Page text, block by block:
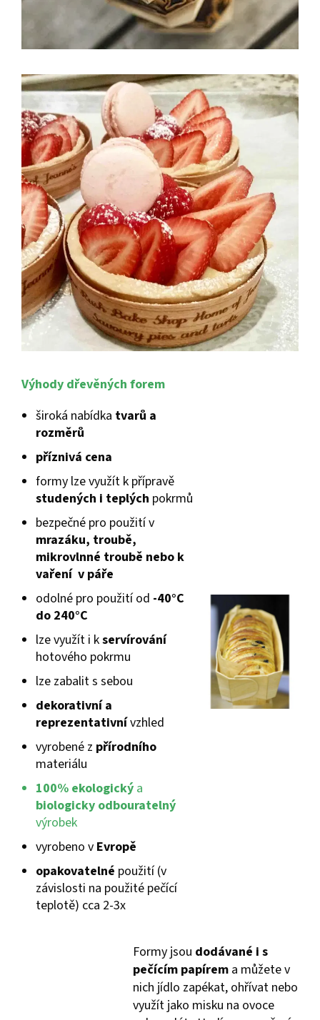
Výhody dřevěných forem
široká nabídka tvarů a
rozměrů
příznivá cena
formy lze využít k přípravě
studených i teplých pokrmů
bezpečné pro použití v
mrazáku, troubě,
mikrovlnné troubě nebo k
vaření v páře
odolné pro použití od -40°C
do 240°C
lze využít i kservírování
hotového pokrmu
lze zabalit s sebou
dekorativní a
reprezentativnívzhled
vyrobené z přírodního
materiálu
100% ekologický a
biologicky odbouratelný
výrobek
vyrobeno v Evropě
opakovatelné použití (v
závislosti na použité pečící
teplotě) cca 2-3x
Formy jsou dodávané i s
pečícím papírema můžete v
nich jídlo zapékat, ohřívat nebo
využít jako misku na ovoce